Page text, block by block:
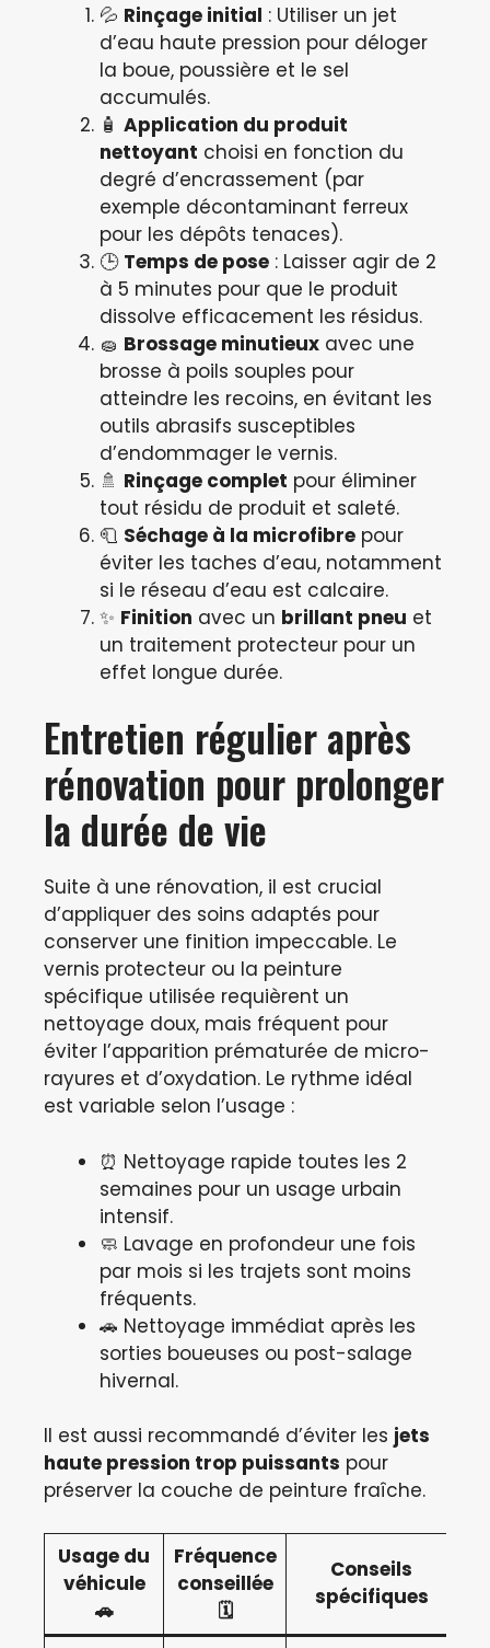
💦 Rinçage initial : Utiliser un jet
d’eau haute pression pour déloger
la boue, poussière et le sel
accumulés.
🧴 Application du produit
nettoyant choisi en fonction du
degré d’encrassement (par
exemple décontaminant ferreux
pour les dépôts tenaces).
🕒 Temps de pose : Laisser agir de 2
à 5 minutes pour que le produit
dissolve efficacement les résidus.
🧽 Brossage minutieux avec une
brosse à poils souples pour
atteindre les recoins, en évitant les
outils abrasifs susceptibles
d’endommager le vernis.
🚿 Rinçage complet pour éliminer
tout résidu de produit et saleté.
🧻 Séchage à la microfibre pour
éviter les taches d’eau, notamment
si le réseau d’eau est calcaire.
✨ Finition avec un brillant pneu et
un traitement protecteur pour un
effet longue durée.
Entretien régulier après
rénovation pour prolonger
la durée de vie
Suite à une rénovation, il est crucial
d’appliquer des soins adaptés pour
conserver une finition impeccable. Le
vernis protecteur ou la peinture
spécifique utilisée requièrent un
nettoyage doux, mais fréquent pour
éviter l’apparition prématurée de micro-
rayures et d’oxydation. Le rythme idéal
est variable selon l’usage :
⏰ Nettoyage rapide toutes les 2
semaines pour un usage urbain
intensif.
🧼 Lavage en profondeur une fois
par mois si les trajets sont moins
fréquents.
🚗 Nettoyage immédiat après les
sorties boueuses ou post-salage
hivernal.
Il est aussi recommandé d’éviter les jets
haute pression trop puissants pour
préserver la couche de peinture fraîche.
Usage du
véhicule
🚗
Fréquence
conseillée
🗓️
Conseils
spécifiques